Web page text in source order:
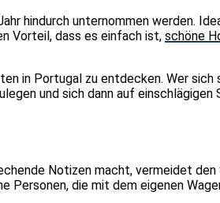
hindurch unternommen werden.
Vorteil, dass es einfach ist, schöne
in Portugal zu entdecken. Wer sich
und sich dann auf
Notizen macht, vermeidet
Personen, die mit dem eigenen